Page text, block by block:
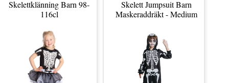
gör dräkten otroligt effektfull och
klockren som halloweendräkt!
100 % Polyester Inkl. Jumpsuit,
handskar och mask Dräkten behöver
exponeras för ljus/belysning för att
den ska kunna lysa i mörker
Jumpsuiten har inget tryck på
baksidan Finns i storlek: Small,
Medium, Large och X-large
Skelettklänning Barn 98-
116cl
Skelett Jumpsuit Barn
Maskeraddräkt - Medium